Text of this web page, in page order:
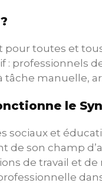
toutes et
: professionnels
manuelle,
le
sociaux et
de son champ
de travail et